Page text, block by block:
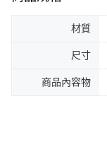
材質
尺寸
商品內容物